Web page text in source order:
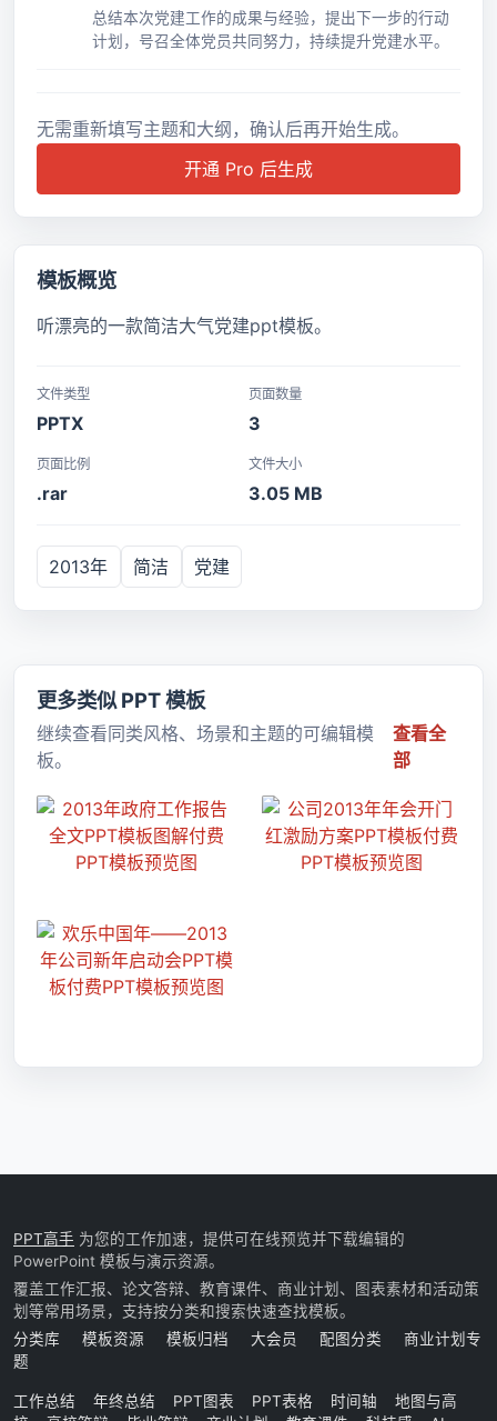
总结本次党建工作的成果与经验，提出下一步的行动
计划，号召全体党员共同努力，持续提升党建水平。
无需重新填写主题和大纲，确认后再开始生成。
开通 Pro 后生成
模板概览
听漂亮的一款简洁大气党建ppt模板。
文件类型
PPTX
页面数量
3
页面比例
.rar
文件大小
3.05 MB
2013年 简洁 党建
更多类似 PPT 模板
继续查看同类风格、场景和主题的可编辑模
板。
查看全
部
PPT高手 为您的工作加速，提供可在线预览并下载编辑的
PowerPoint 模板与演示资源。
覆盖工作汇报、论文答辩、教育课件、商业计划、图表素材和活动策
划等常用场景，支持按分类和搜索快速查找模板。
分类库
模板资源 模板归档 大会员 配图分类
商业计划专
题
工作总结 年终总结 PPT图表 PPT表格 时间轴
地图与高